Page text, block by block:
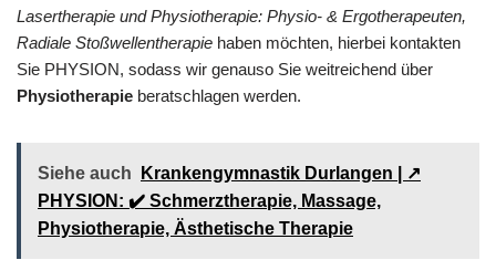
Lasertherapie und Physiotherapie: Physio- & Ergotherapeuten,
Radiale Stoßwellentherapie haben möchten, hierbei kontakten
Sie PHYSION, sodass wir genauso Sie weitreichend über
Physiotherapie beratschlagen werden.
Siehe auch
Krankengymnastik Durlangen | ↗️
PHYSION: ✔️ Schmerztherapie, Massage,
Physiotherapie, Ästhetische Therapie